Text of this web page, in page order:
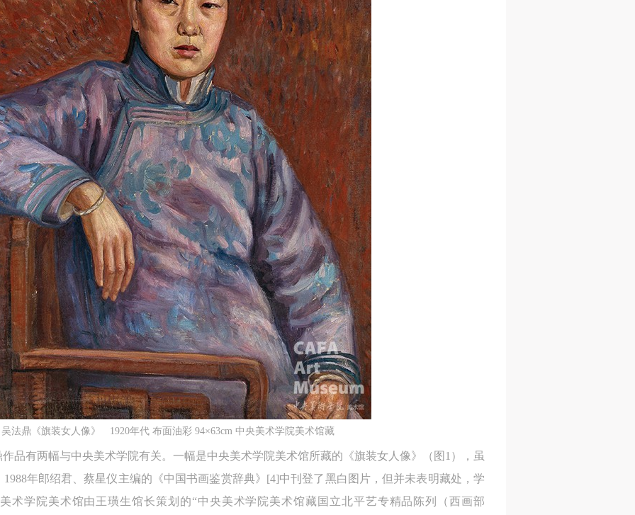
法鼎《旗装女人像》ﾠ1920年代 布面油彩 94×63cm 中央美术学院美术馆藏
品有两幅与中央美术学院有关。一幅是中央美术学院美术馆所藏的《旗装女人像》（图1），虽
年郎绍君、蔡星仪主编的《中国书画鉴赏辞典》[4]中刊登了黑白图片，但并未表明藏处，学
术学院美术馆由王璜生馆长策划的“中央美术学院美术馆藏国立北平艺专精品陈列（西画部
央美术学院美术馆出版授权协议书
人完全同意《中央美术学院美术馆》（以下简称“CAFAM”），愿意将本人
与中央美术学院美术馆公共教育部组织的公益性活动（包括美术馆会员活
）的涉及本人的图像、照片、文字、著作、活动成果（如参与工作坊创作
作品）提交中央美术学院用作发表、出版。中央美术学院可以以电子、网
及其它数字媒体形式公开出版，并同意编入《中国知识资源总库》《中央
术学院资料库》《中央美术学院美术馆资料库》等相关资料、文献、档案
央美术学院美术馆出版授权协议书
人完全同意《中央美术学院美术馆》（以下简称“CAFAM”），愿意将本人
与中央美术学院美术馆公共教育部组织的公益性活动（包括美术馆会员活
）的涉及本人的图像、照片、文字、著作、活动成果（如参与工作坊创作
作品）提交中央美术学院用作发表、出版。中央美术学院可以以电子、网
及其它数字媒体形式公开出版，并同意编入《中国知识资源总库》《中央
术学院资料库》《中央美术学院美术馆资料库》等相关资料、文献、档案
央美术学院美术馆出版授权协议书
人完全同意《中央美术学院美术馆》（以下简称“CAFAM”），愿意将本人
与中央美术学院美术馆公共教育部组织的公益性活动（包括美术馆会员活
）的涉及本人的图像、照片、文字、著作、活动成果（如参与工作坊创作
作品）提交中央美术学院用作发表、出版。中央美术学院可以以电子、网
及其它数字媒体形式公开出版，并同意编入《中国知识资源总库》《中央
术学院资料库》《中央美术学院美术馆资料库》等相关资料、文献、档案
快捷登录 帐号密码登录
手机号码 发送验证码
手机号码将作为您的登录账号
登录